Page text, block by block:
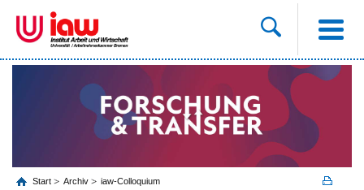
Start Archiv iaw-Colloquium